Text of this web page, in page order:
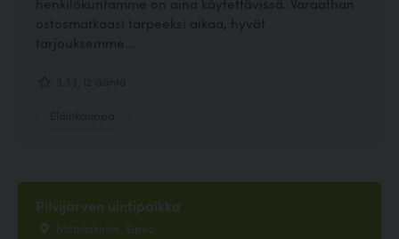
ostosmatkaasi tarpeeksi aikaa, hyvät
tarjouksemme...
Pilvijärven uintipaikka
Möträskintie, Sipoo